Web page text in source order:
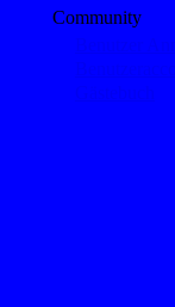
Community